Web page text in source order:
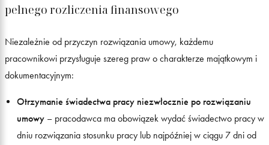
pełnego rozliczenia finansowego
Niezależnie od przyczyn rozwiązania umowy, każdemu
pracownikowi przysługuje szereg praw o charakterze majątkowym i
dokumentacyjnym:
Otrzymanie świadectwa pracy niezwłocznie po rozwiązaniu
umowy – pracodawca ma obowiązek wydać świadectwo pracy w
dniu rozwiązania stosunku pracy lub najpóźniej w ciągu 7 dni od